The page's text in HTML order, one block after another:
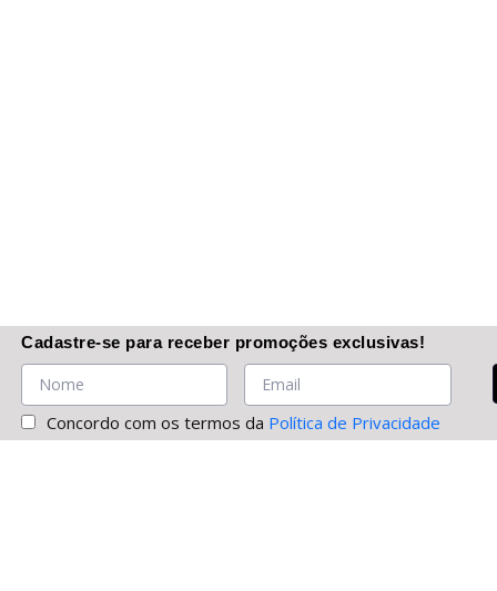
Cadastre-se para receber promoções exclusivas!
Concordo com os termos da Política de Privacidade